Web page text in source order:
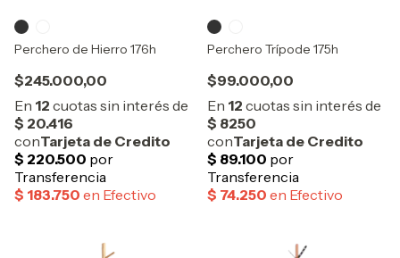
Perchero de Hierro 176h
$245.000,00
Perchero Trípode 175h
$99.000,00